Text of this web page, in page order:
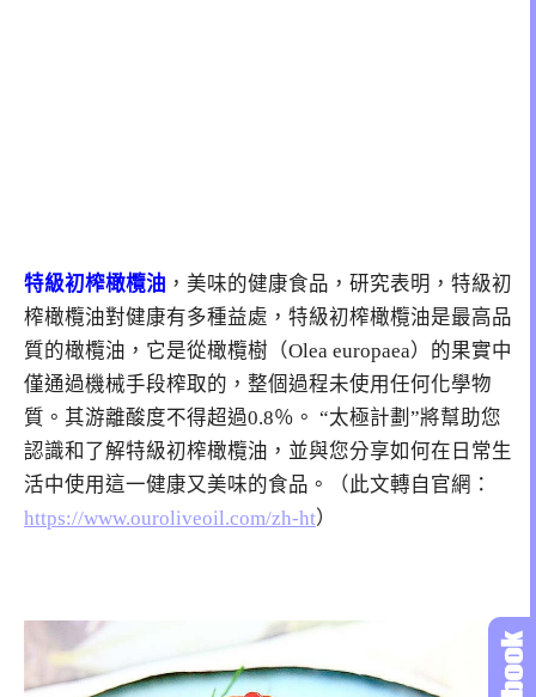
特級初榨橄欖油 ，美味的健康食品，研究表明，特級初
榨橄欖油對健康有多種益處，特級初榨橄欖油是最高品
質的橄欖油，它是從橄欖樹（Olea europaea）的果實中
僅通過機械手段榨取的，整個過程未使用任何化學物
質。其游離酸度不得超過0.8％。 “太極計劃”將幫助您
認識和了解特級初榨橄欖油，並與您分享如何在日常生
活中使用這一健康又美味的食品。（此文轉自官網：
https://www.ouroliveoil.com/zh-ht）